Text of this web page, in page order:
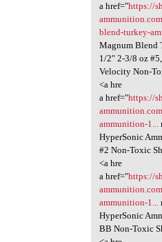
a href="https://
blend-turkey-
Magnum Blend
1/2″ 2-3/8 oz
Velocity Non-
<a hre
a href="https://
ammunition-1...
HyperSonic
#2 Non-Toxic
<a hre
a href="https://
ammunition-1...
HyperSonic
BB Non-Toxic